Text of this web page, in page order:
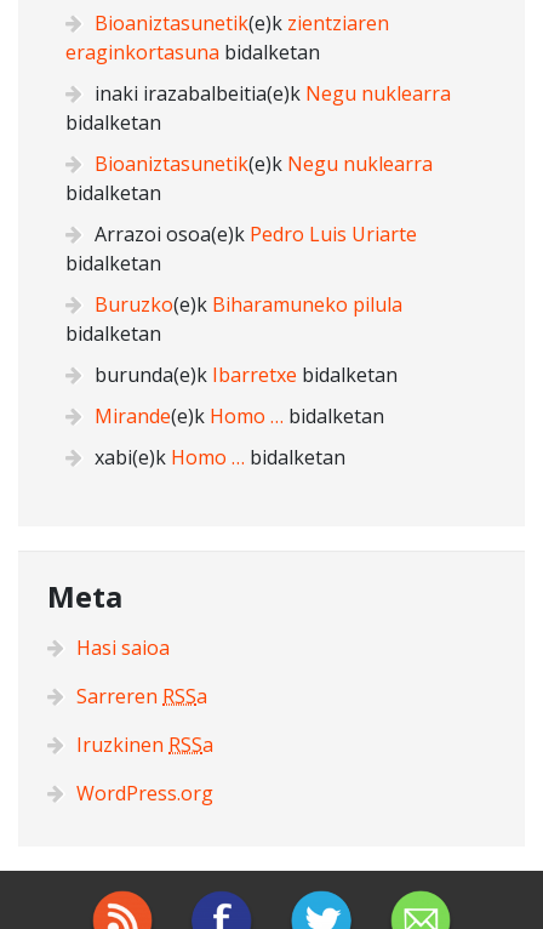
Bioaniztasunetik(e)k zientziaren
eraginkortasuna bidalketan
inaki irazabalbeitia(e)k Negu nuklearra
bidalketan
Bioaniztasunetik(e)k Negu nuklearra
bidalketan
Arrazoi osoa(e)k Pedro Luis Uriarte
bidalketan
Buruzko(e)k Biharamuneko pilula
bidalketan
burunda(e)k Ibarretxe bidalketan
Mirande(e)k Homo … bidalketan
xabi(e)k Homo … bidalketan
Meta
Hasi saioa
Sarreren RSSa
Iruzkinen RSSa
WordPress.org